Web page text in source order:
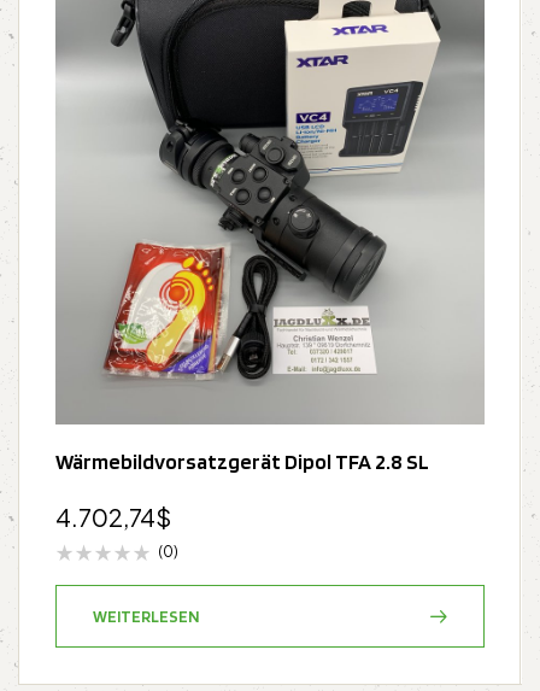
Wärmebildvorsatzgerät Dipol TFA 2.8 SL
4.702,74$
(0)
WEITERLESEN